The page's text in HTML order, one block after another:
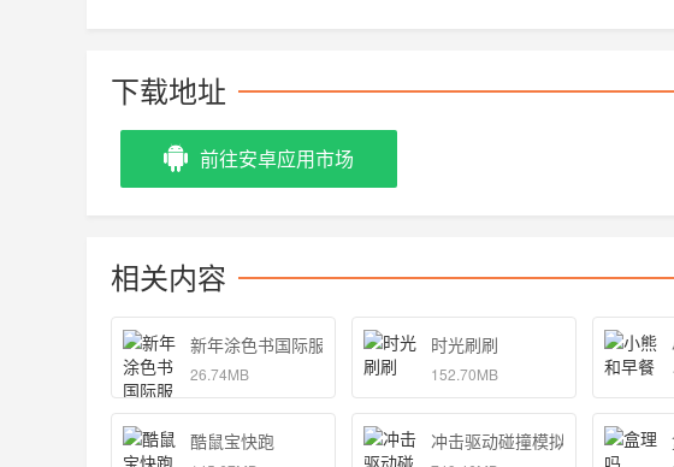
下载地址
前往安卓应用市场
相关内容
新年涂色书国际服
26.74MB
时光刷刷
152.70MB
酷鼠宝快跑 冲击驱动碰撞模拟器